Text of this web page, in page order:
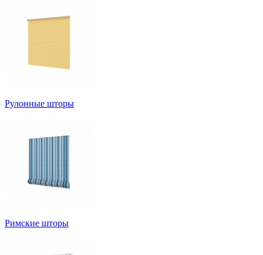
Рулонные шторы
Римские шторы